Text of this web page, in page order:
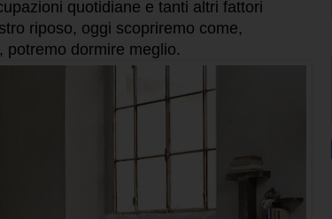
quotidiane e tanti altri fattori
riposo, oggi scopriremo come,
potremo dormire meglio.